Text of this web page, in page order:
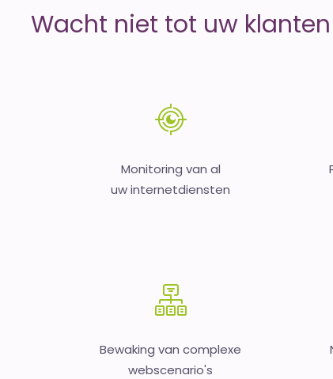
Wacht niet tot uw
Monitoring van al
uw internetdiensten
Bewaking van complexe
webscenario's